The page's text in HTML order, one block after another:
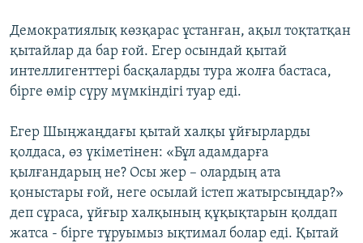
Демократиялық көзқарас ұстанған, ақыл тоқтатқан
қытайлар да бар ғой. Егер осындай қытай
интеллигенттері басқаларды тура жолға бастаса,
бірге өмір сүру мүмкіндігі туар еді.
Егер Шыңжаңдағы қытай халқы ұйғырларды
қолдаса, өз үкіметінен: «Бұл адамдарға
қылғандарың не? Осы жер – олардың ата
қоныстары ғой, неге осылай істеп жатырсыңдар?»
деп сұраса, ұйғыр халқының құқықтарын қолдап
жатса - бірге тұруымыз ықтимал болар еді. Қытай